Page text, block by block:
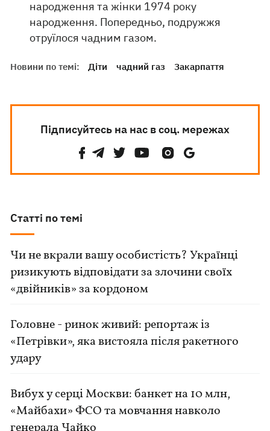
народження та жінки 1974 року
народження. Попередньо, подружжя
отруїлося чадним газом.
Новини по темі: Діти чадний газ Закарпаття
Підписуйтесь на нас в соц. мережах
Статті по темі
Чи не вкрали вашу особистість? Українці
ризикують відповідати за злочини своїх
«двійників» за кордоном
Головне - ринок живий: репортаж із
«Петрівки», яка вистояла після ракетного
удару
Вибух у серці Москви: банкет на 10 млн,
«Майбахи» ФСО та мовчання навколо